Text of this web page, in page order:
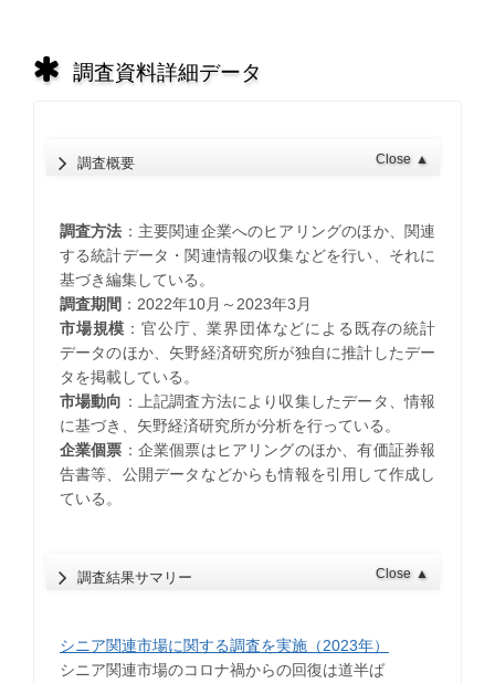
調査資料詳細データ
調査概要 Close ▲
調査方法 ：主要関連企業へのヒアリングのほか、関連
する統計データ・関連情報の収集などを行い、それに
基づき編集している。
調査期間 ：2022年10月～2023年3月
市場規模 ：官公庁、業界団体などによる既存の統計
データのほか、矢野経済研究所が独自に推計したデー
タを掲載している。
市場動向 ：上記調査方法により収集したデータ、情報
に基づき、矢野経済研究所が分析を行っている。
企業個票 ：企業個票はヒアリングのほか、有価証券報
告書等、公開データなどからも情報を引用して作成し
ている。
調査結果サマリー Close ▲
シニア関連市場に関する調査を実施（2023年）
シニア関連市場のコロナ禍からの回復は道半ば